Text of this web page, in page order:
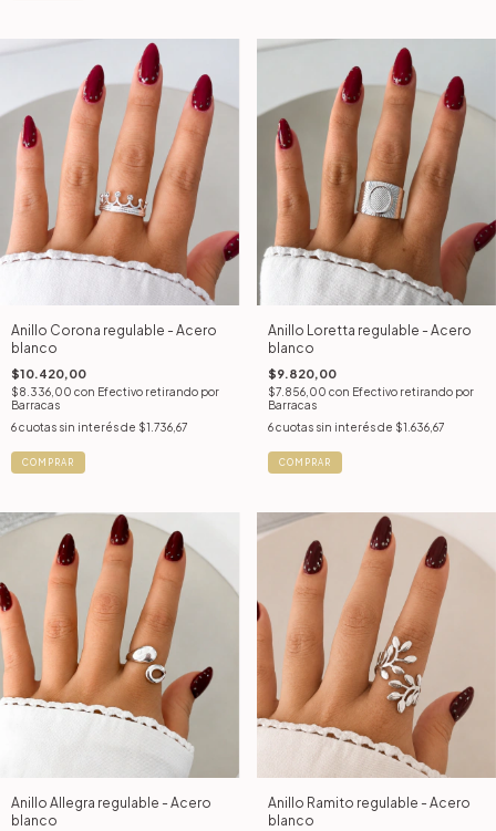
Anillo Corona regulable - Acero
blanco
$10.420,00
$8.336,00 con Efectivo retirando por
Barracas
6cuotas sin interés de $1.736,67
COMPRAR
Anillo Loretta regulable - Acero
blanco
$9.820,00
$7.856,00 con Efectivo retirando por
Barracas
6 cuotas sin interés de $1.636,67
COMPRAR
Anillo Allegra regulable - Acero
blanco
Anillo Ramito regulable - Acero
blanco